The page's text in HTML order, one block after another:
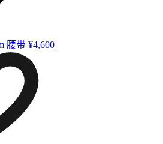
腰带 ¥4,600